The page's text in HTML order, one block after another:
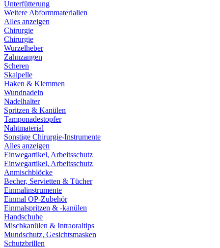
Unterfütterung
Weitere Abformmaterialien
Alles anzeigen
Chirurgie
Chirurgie
Wurzelheber
Zahnzangen
Scheren
Skalpelle
Haken & Klemmen
Wundnadeln
Nadelhalter
Spritzen & Kanülen
Tamponadestopfer
Nahtmaterial
Sonstige Chirurgie-Instrumente
Alles anzeigen
Einwegartikel, Arbeitsschutz
Einwegartikel, Arbeitsschutz
Anmischblöcke
Becher, Servietten & Tücher
Einmalinstrumente
Einmal OP-Zubehör
Einmalspritzen & -kanülen
Handschuhe
Mischkanülen & Intraoraltips
Mundschutz, Gesichtsmasken
Schutzbrillen